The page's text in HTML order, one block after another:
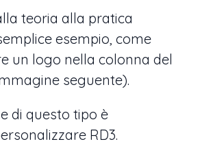
teoria alla pratica
esempio, come
un logo nella colonna del
seguente).
di questo tipo è
RD3.